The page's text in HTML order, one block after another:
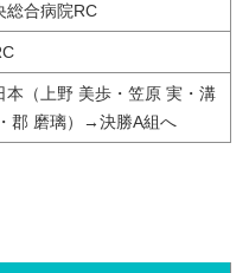
総合病院RC
本（上野 美歩・笠原 実・溝
郡 磨璃）→決勝A組へ